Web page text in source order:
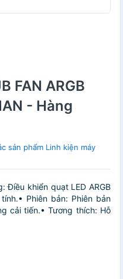
FAN ARGB
- Hàng
sản phẩm Linh kiện máy
Điều khiển quạt LED ARGB
Phiên bản: Phiên bản
cải tiến.• Tương thích: Hỗ